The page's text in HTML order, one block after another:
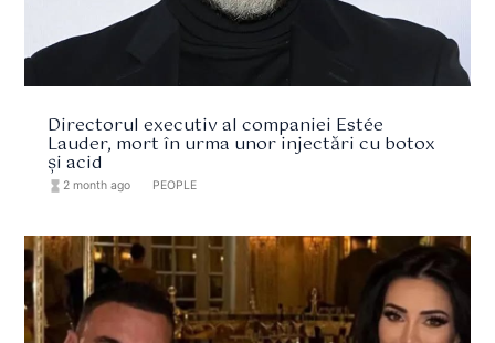
Directorul executiv al companiei Estée
Lauder, mort în urma unor injectări cu botox
și acid
hourglass_full 2 month ago PEOPLE